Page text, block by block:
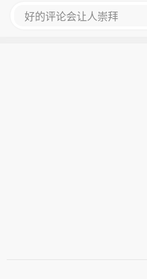
好的评论会让人崇拜